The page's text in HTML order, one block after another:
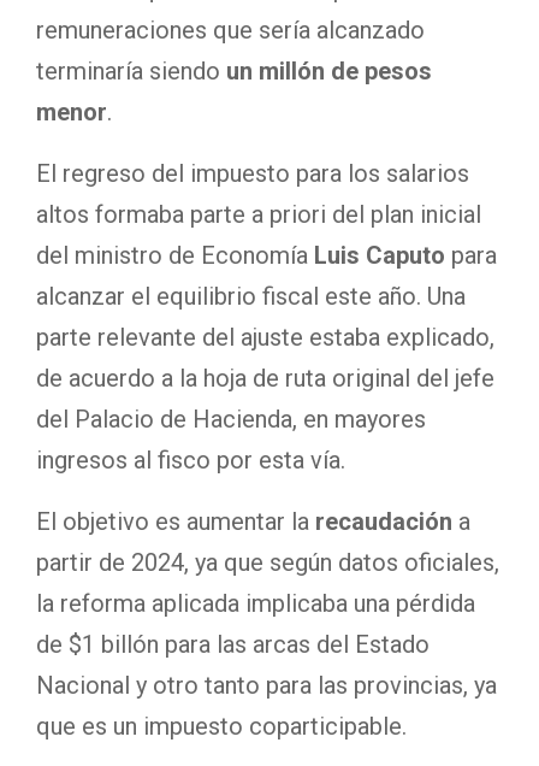
remuneraciones que sería alcanzado
terminaría siendo un millón de pesos
menor.
El regreso del impuesto para los salarios
altos formaba parte a priori del plan inicial
del ministro de Economía Luis Caputo para
alcanzar el equilibrio fiscal este año. Una
parte relevante del ajuste estaba explicado,
de acuerdo a la hoja de ruta original del jefe
del Palacio de Hacienda, en mayores
ingresos al fisco por esta vía.
El objetivo es aumentar la recaudación a
partir de 2024, ya que según datos oficiales,
la reforma aplicada implicaba una pérdida
de $1 billón para las arcas del Estado
Nacional y otro tanto para las provincias, ya
que es un impuesto coparticipable.